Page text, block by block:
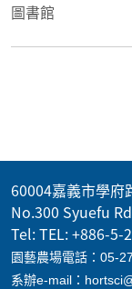
圖書館
60004嘉義市學府
No.300 Syuefu
Tel: TEL: +886-
園藝農場電話：05-
系辦e-mail：